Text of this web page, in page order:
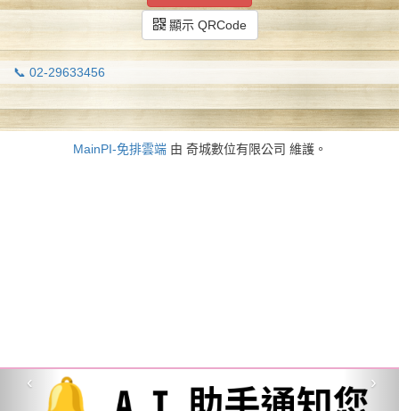
顯示 QRCode
📞 02-29633456
‹ ›
MainPI-免排雲端由 奇城數位有限公司 維護。